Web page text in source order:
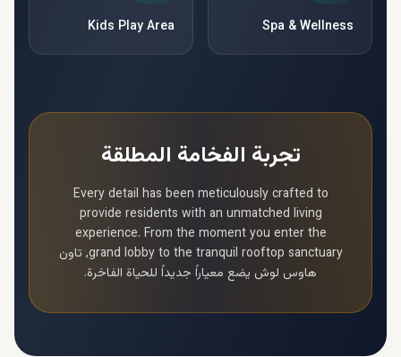
Spa & Wellness
Kids Play Area
تجربة الفخامة المطلقة
Every detail has been meticulously crafted to
provide residents with an unmatched living
experience. From the moment you enter the
grand lobby to the tranquil rooftop sanctuary, تاون
هاوس لوش يضع معياراً جديداً للحياة الفاخرة.